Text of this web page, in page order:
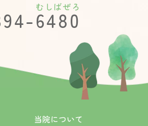
6480
むしばぜろ
当院について